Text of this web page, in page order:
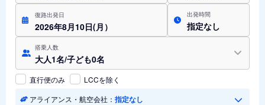
復路出発日
2026年8月10日(月）
出発時間
指定なし
搭乗人数
大人1名/子ども0名
直行便のみ
LCCを除く
アライアンス・航空会社： 指定なし